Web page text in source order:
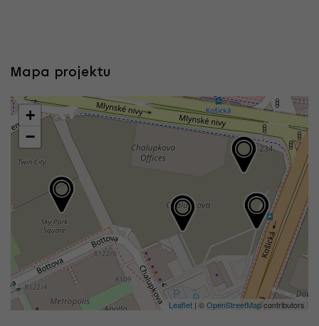
Mapa projektu
+
−
Leaflet | ©OpenStreetMapcontributors